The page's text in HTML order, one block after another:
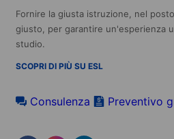
Fornire la giusta istruzione, nel
giusto, per garantire un'esperienza
studio.
SCOPRI DI PIÙ SU ESL
Consulenza Preventivo